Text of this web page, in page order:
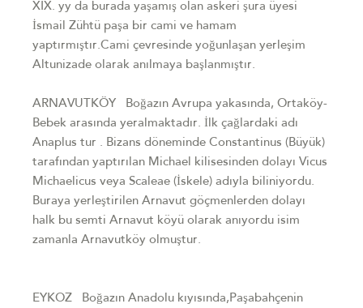
XIX. yy da burada yaşamış olan askeri şura üyesi
İsmail Zühtü paşa bir cami ve hamam
yaptırmıştır.Cami çevresinde yoğunlaşan yerleşim
Altunizade olarak anılmaya başlanmıştır.
ARNAVUTKÖY Boğazın Avrupa yakasında, Ortaköy-
Bebek arasında yeralmaktadır. İlk çağlardaki adı
Anaplus tur . Bizans döneminde Constantinus (Büyük)
tarafından yaptırılan Michael kilisesinden dolayı Vicus
Michaelicus veya Scaleae (İskele) adıyla biliniyordu.
Buraya yerleştirilen Arnavut göçmenlerden dolayı
halk bu semti Arnavut köyü olarak anıyordu isim
zamanla Arnavutköy olmuştur.
EYKOZ Boğazın Anadolu kıyısında,Paşabahçenin